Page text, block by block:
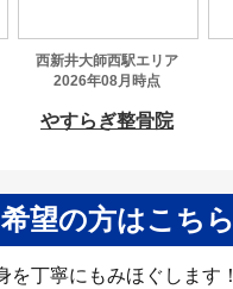
望の方はこちら
を丁寧にもみほぐします！